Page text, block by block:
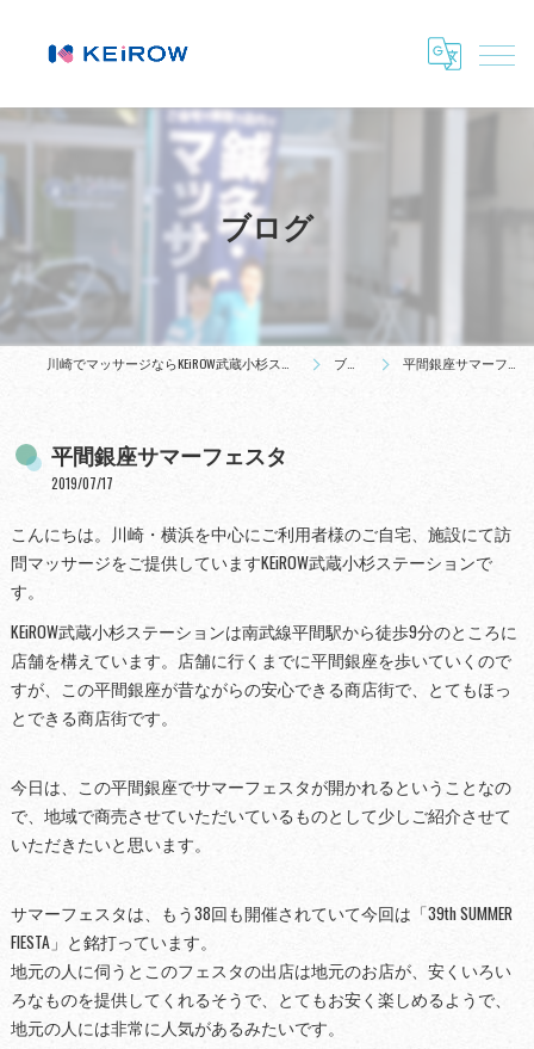
ブログ
ブログ 平間銀座サマーフェスタ
平間銀座サマーフェスタ
2019/07/17
こんにちは。川崎・横浜を中心にご利用者様のご自宅、施設にて訪
問マッサージをご提供していますKEiROW武蔵小杉ステーションで
す。
KEiROW武蔵小杉ステーションは南武線平間駅から徒歩9分のところに
店舗を構えています。店舗に行くまでに平間銀座を歩いていくので
すが、この平間銀座が昔ながらの安心できる商店街で、とてもほっ
とできる商店街です。
今日は、この平間銀座でサマーフェスタが開かれるということなの
で、地域で商売させていただいているものとして少しご紹介させて
いただきたいと思います。
サマーフェスタは、もう38回も開催されていて今回は「39th SUMMER
FIESTA」と銘打っています。
地元の人に伺うとこのフェスタの出店は地元のお店が、安くいろい
ろなものを提供してくれるそうで、とてもお安く楽しめるようで、
地元の人には非常に人気があるみたいです。